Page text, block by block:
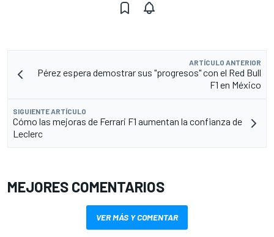
ARTÍCULO ANTERIOR
Pérez espera demostrar sus "progresos" con el Red Bull
F1 en México
SIGUIENTE ARTÍCULO
Cómo las mejoras de Ferrari F1 aumentan la confianza de
Leclerc
MEJORES COMENTARIOS
VER MÁS Y COMENTAR